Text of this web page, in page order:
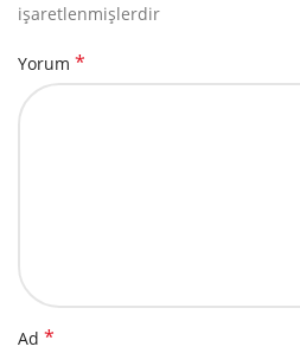
işaretlenmişlerdir
Yorum *
Ad *